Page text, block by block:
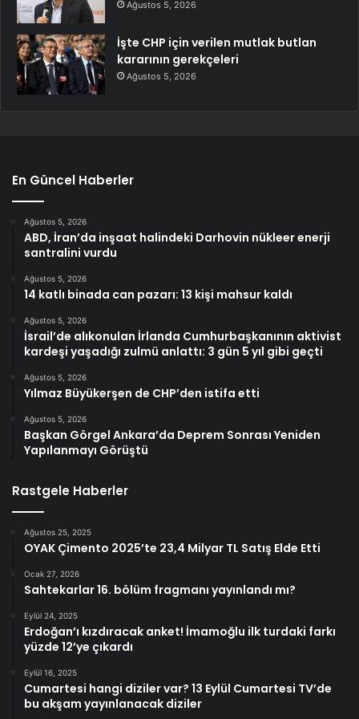
Ağustos 5, 2026
İşte CHP için verilen mutlak butlan
kararının gerekçeleri
Ağustos 5, 2026
En Güncel Haberler
Ağustos 5, 2026
ABD, İran’da inşaat halindeki Darhovin nükleer enerji
santralini vurdu
Ağustos 5, 2026
14 katlı binada can pazarı: 13 kişi mahsur kaldı
Ağustos 5, 2026
İsrail’de alıkonulan İrlanda Cumhurbaşkanının aktivist
kardeşi yaşadığı zulmü anlattı: 3 gün 5 yıl gibi geçti
Ağustos 5, 2026
Yılmaz Büyükerşen de CHP’den istifa etti
Ağustos 5, 2026
Başkan Görgel Ankara’da Deprem Sonrası Yeniden
Yapılanmayı Görüştü
Rastgele Haberler
Ağustos 25, 2025
OYAK Çimento 2025’te 23,4 Milyar TL Satış Elde Etti
Ocak 27, 2026
Sahtekarlar 16. bölüm fragmanı yayınlandı mı?
Eylül 24, 2025
Erdoğan’ı kızdıracak anket! İmamoğlu ilk turdaki farkı
yüzde 12’ye çıkardı
Eylül 16, 2025
Cumartesi hangi diziler var? 13 Eylül Cumartesi TV’de
bu akşam yayınlanacak diziler